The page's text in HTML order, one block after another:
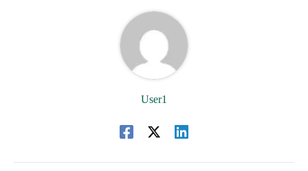
User1